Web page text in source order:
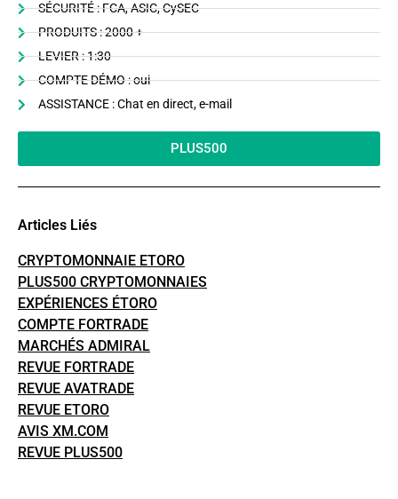
SÉCURITÉ : FCA, ASIC, CySEC
PRODUITS : 2000 +
LEVIER : 1:30
COMPTE DÉMO : oui
ASSISTANCE : Chat en direct, e-mail
PLUS500
Articles Liés
CRYPTOMONNAIE ETORO
PLUS500 CRYPTOMONNAIES
EXPÉRIENCES ÉTORO
COMPTE FORTRADE
MARCHÉS ADMIRAL
REVUE FORTRADE
REVUE AVATRADE
REVUE ETORO
AVIS XM.COM
REVUE PLUS500